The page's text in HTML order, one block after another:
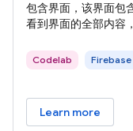
包含界面，该界面包
看到界面的全部内容
验。 Firebase
获一些性能数据，例
Codelab
Learn more